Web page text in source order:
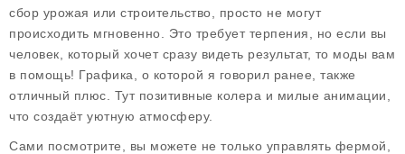
сбор урожая или строительство, просто не могут
происходить мгновенно. Это требует терпения, но если вы
человек, который хочет сразу видеть результат, то моды вам
в помощь! Графика, о которой я говорил ранее, также
отличный плюс. Тут позитивные колера и милые анимации,
что создаёт уютную атмосферу.
Сами посмотрите, вы можете не только управлять фермой,